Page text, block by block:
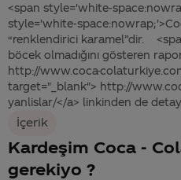
<span style='white-
style='white-
“renklendirici karamel”dir.
böcek olmadığını gösteren
http://www.coca-
target="_blank"> http://
yanlislar/</a> linkinden de
İçerik
Kardeşim Coca -
gerekiyo ?